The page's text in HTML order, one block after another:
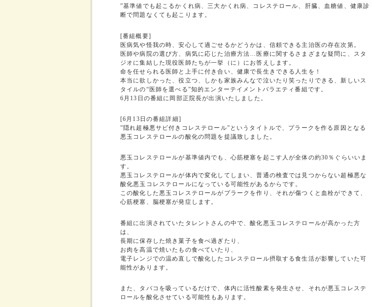
”基準値でも起こるかくれ病、三大かくれ病、コレステロール、肝臓、血糖値、健康診
断で問題なくても起こります。
[番組概要]
医病気や怪我の時、安心して過ごせるかどうかは、信頼できる主治医の存在次第。
医師や病院の選び方、病気に応じた治療方法…医療に関するさまざ まな疑問に、スタ
ジオに集結した現役医師たちが一挙（に） にお答えします。
命を任せられる医師と上手に付き合い、健康で長生きできる人生を ！
本当に欲しかった、役立つ、しかも家族みんなで泣いたり笑ったり できる、新しいス
タイルの“医師を選べる”知的エンターテイメントバラエティ番組です。
6月13日の番組に岡部正院長が出演いたしました。
[6月13日の番組詳細]
”隠れ超極悪サビ付きコレステロール”というタイトルで、プラー クを作る原因となる
悪玉コレステロールの酸化の問題を提議致しま した。
悪玉コレステロールが基準値内でも、心筋梗塞を起こす人が全体の約30％ぐらいいま
す。
悪玉コレステロールが体内で変化してしまい、普通の検査では見つからない超極悪な
酸化悪玉コレステロールになっている可能性があ るからです。
この酸化した悪玉コレステロールがプラークを作り、それが傷つく と血栓ができて、
心筋梗塞、脳梗塞が発症します。
番組に出演されていたタレントさんの中で、酸化悪玉コレステロー ルが高かった方
は、
長期に保存した焼き菓子を食べ過ぎたり、
お肉を高温で焼いたもの食べていたり、
電子レンジでの温め直しで酸化したコレステロール摂取する食生活が影響していた可
能性があります。
また、タバコを吸っているだけで、体内に活性酸素を発生させ、それが悪玉コレステ
ロールを酸化させている可能性もあります。